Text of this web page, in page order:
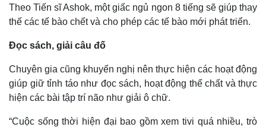
Kinh tế
Bất động sản
Thị trường
Giá vàng
Tỷ giá
Theo Tiến sĩ Ashok, một giấc ngủ ngon 8 tiếng sẽ giúp thay
thế các tế bào chết và cho phép các tế bào mới phát triển.
Đọc sách, giải câu đố
Chuyên gia cũng khuyến nghị nên thực hiện các hoạt động
giúp giữ tỉnh táo như đọc sách, hoạt động thể chất và thực
hiện các bài tập trí não như giải ô chữ.
“Cuộc sống thời hiện đại bao gồm xem tivi quá nhiều, trò